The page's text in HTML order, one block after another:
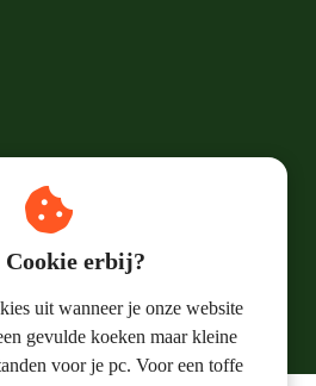
Cookie erbij?
uit wanneer je onze website
gevulde koeken maar kleine
voor je pc. Voor een toffe